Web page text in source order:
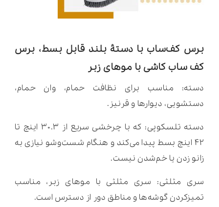
برس کف‌ساب با دستۀ بلند قابل بسط، برس
کف ساب کاشی با موهای زبر
دسته: مناسب برای نظافت حمام، وان حمام،
دستشویی، دیوارها و قرنیز.
دسته تلسکوپی: که با چرخشی سریع از ۳۰.۳ اینچ تا
۴۲ اینچ بسط پیدا می‌کند و هنگام شست‌و‌شو نیازی به
زانو زدن یا خم‌شدن نیست.
سری مثلثی: سری مثلثی با موهای زبر، مناسب
تمیزکردن گوشه‌ها و مناطق دور از دسترس است.